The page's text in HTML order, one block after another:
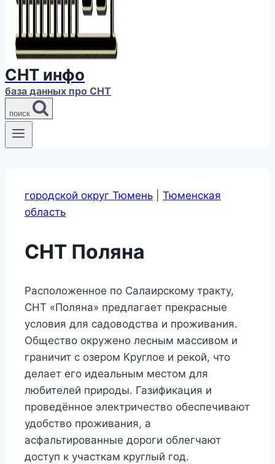
СНТ инфо
база данных про СНТ
поиск
городской округ Тюмень
Тюменская
область
СНТ Поляна
Расположенное по Салаирскому тракту,
СНТ «Поляна» предлагает прекрасные
условия для садоводства и проживания.
Общество окружено лесным массивом и
граничит с озером Круглое и рекой, что
делает его идеальным местом для
любителей природы. Газификация и
проведённое электричество обеспечивают
удобство проживания, а
асфальтированные дороги облегчают
доступ к участкам круглый год.